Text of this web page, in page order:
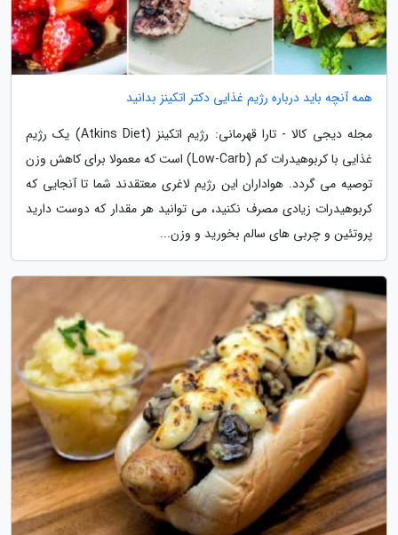
همه آنچه باید درباره رژیم غذایی دکتر اتکینز بدانید
مجله دیجی کالا - تارا قهرمانی: رژیم اتکینز (Atkins Diet) یک رژیم
غذایی با کربوهیدرات کم (Low-Carb) است که معمولا برای کاهش وزن
توصیه می گردد. هواداران این رژیم لاغری معتقدند شما تا آنجایی که
کربوهیدرات زیادی مصرف نکنید، می توانید هر مقدار که دوست دارید
پروتئین و چربی های سالم بخورید و وزن...